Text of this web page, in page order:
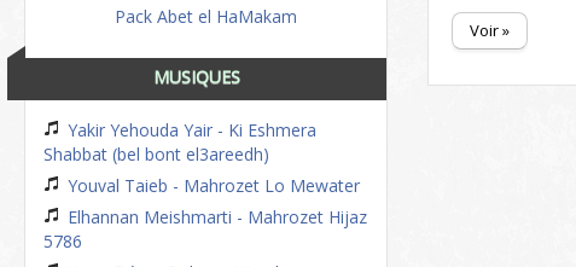
Pack Abet el HaMakam
MUSIQUES
Yakir Yehouda Yair - Ki Eshmera
Shabbat (bel bont el3areedh)
Youval Taieb - Mahrozet Lo Mewater
Elhannan Meishmarti - Mahrozet Hijaz
5786
Voir »